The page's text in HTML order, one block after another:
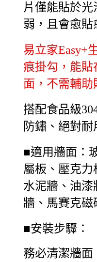
片僅能貼於
弱，且會愈貼
易立家Easy+
痕掛勾，能貼
面，不需輔助
搭配食品級
防鏽、絕對耐
■適用牆面：
屬板、壓克力
水泥牆、油漆
牆、馬賽克磁
■安裝步驟：
務必清潔牆